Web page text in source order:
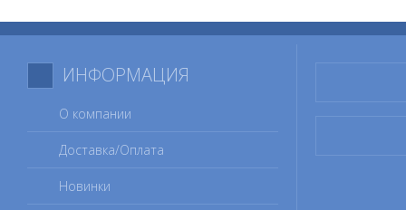
ИНФОРМАЦИЯ
О компании
Доставка/Оплата
Новинки